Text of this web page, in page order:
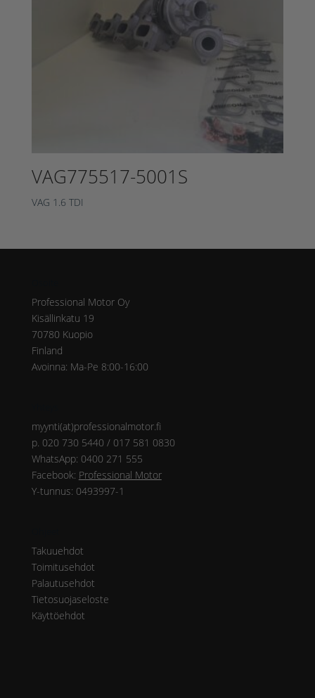
VAG775517-5001S
VAG 1.6 TDI
Professional Motor Oy
Kisällinkatu 19
70780 Kuopio
Finland
Avoinna: Ma-Pe 8:00-16:00
myynti(at)professionalmotor.fi
p. 020 730 5440 / 017 581 0830
WhatsApp: 0400 271 555
Facebook: Professional Motor
Y-tunnus: 0493997-1
Takuuehdot
Toimitusehdot
Palautusehdot
Tietosuojaseloste
Käyttöehdot